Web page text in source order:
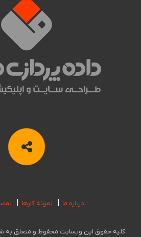
درباره ما نمونه کارها
کلیه حقوق این وبسایت محفوظ و متعلق به